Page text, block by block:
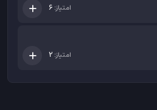
امتیاز: 6
امتیاز: 2